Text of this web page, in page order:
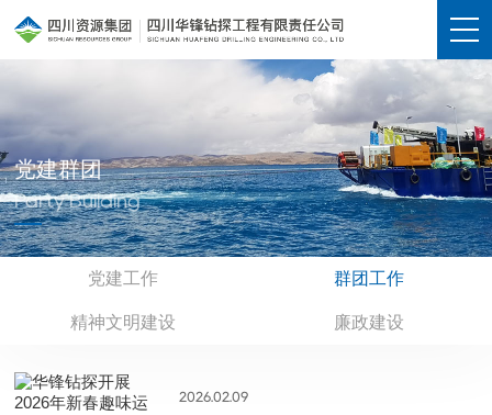
党建群团
Party Building
党建工作 群团工作
精神文明建设 廉政建设
2026.02.09